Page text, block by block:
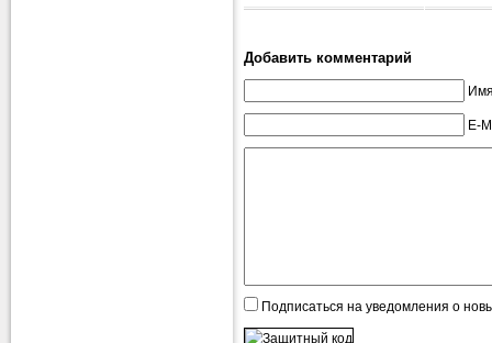
Добавить комментарий
E-
Подписаться на уведомления о